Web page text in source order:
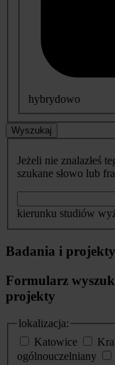
hybrydowo
Wyszukaj
Jeżeli nie znalazłeś
szukane słowo lub
kierunku studiów
Badania i projekty
Formularz
projekty
lokalizacja:
Katowice
ogólnouczelniany